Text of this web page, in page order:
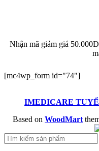
Nhận mã giảm giá
[mc4wp_form id="74"]
IMEDICARE
Based on WoodMart